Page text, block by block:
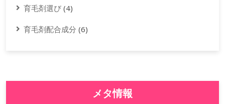
育毛剤選び (4)
育毛剤配合成分 (6)
メタ情報